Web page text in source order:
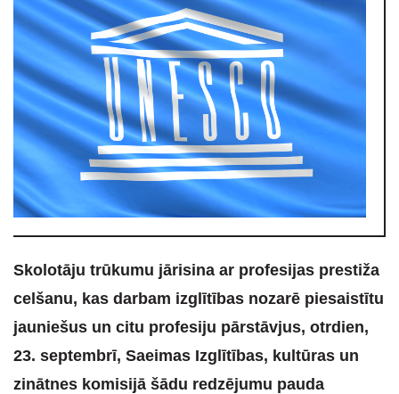
Skolotāju trūkumu jārisina ar profesijas prestiža
celšanu, kas darbam izglītības nozarē piesaistītu
jauniešus un citu profesiju pārstāvjus, otrdien,
23. septembrī, Saeimas Izglītības, kultūras un
zinātnes komisijā šādu redzējumu pauda